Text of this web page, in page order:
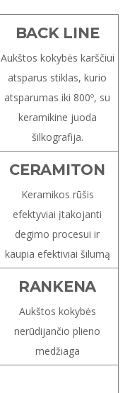
BACK LINE
Aukštos kokybės karščiui
atsparus stiklas, kurio
atsparumas iki 800º, su
keramikine juoda
šilkografija.
CERAMITON
Keramikos rūšis
efektyviai įtakojanti
degimo procesui ir
kaupia efektiviai šilumą
RANKENA
Aukštos kokybės
nerūdijančio plieno
medžiaga